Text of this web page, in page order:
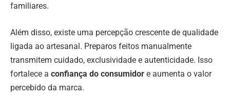
familiares.
Além disso, existe uma percepção crescente de qualidade
ligada ao artesanal. Preparos feitos manualmente
transmitem cuidado, exclusividade e autenticidade. Isso
fortalece a confiança do consumidor e aumenta o valor
percebido da marca.